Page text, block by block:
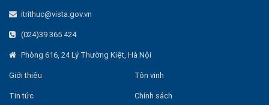
itrithuc@vista.gov.vn
(024)39 365 424
Phòng 616, 24 Lý Thường Kiệt, Hà Nội
Giới thiệu
Tôn vinh
Tin tức
Chính sách